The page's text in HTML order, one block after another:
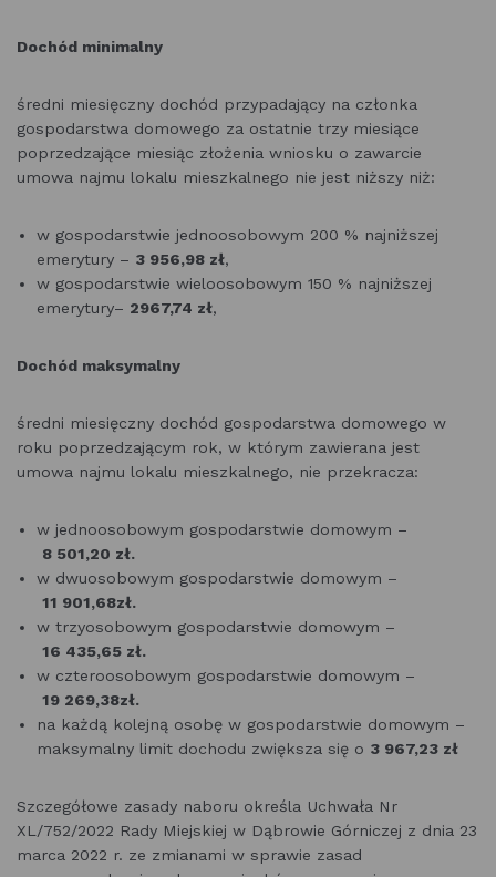
Dochód minimalny
średni miesięczny dochód przypadający na członka
gospodarstwa domowego za ostatnie trzy miesiące
poprzedzające miesiąc złożenia wniosku o zawarcie
umowa najmu lokalu mieszkalnego nie jest niższy niż:
w gospodarstwie jednoosobowym 200 % najniższej
emerytury – 3 956,98 zł,
w gospodarstwie wieloosobowym 150 % najniższej
emerytury– 2967,74 zł,
Dochód maksymalny
średni miesięczny dochód gospodarstwa domowego w
roku poprzedzającym rok, w którym zawierana jest
umowa najmu lokalu mieszkalnego, nie przekracza:
w jednoosobowym gospodarstwie domowym –
8 501,20 zł.
w dwuosobowym gospodarstwie domowym –
11 901,68zł.
w trzyosobowym gospodarstwie domowym –
16 435,65 zł.
w czteroosobowym gospodarstwie domowym –
19 269,38zł.
na każdą kolejną osobę w gospodarstwie domowym –
maksymalny limit dochodu zwiększa się o 3 967,23 zł
Szczegółowe zasady naboru określa Uchwała Nr
XL/752/2022 Rady Miejskiej w Dąbrowie Górniczej z dnia 23
marca 2022 r. ze zmianami w sprawie zasad